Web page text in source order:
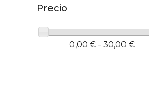
Precio
0,00 € - 30,00 €